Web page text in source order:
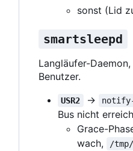
sonst (Lid
smartsleepd
Langläufer-
Benutzer.
USR2 → notify-
Bus nicht
Grace-
wach,
/